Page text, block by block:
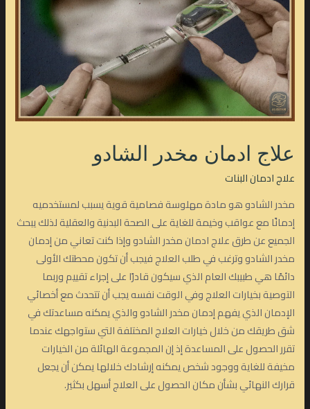
علاج ادمان مخدر الشادو
علاج ادمان البنات
مخدر الشادو هو مادة مهلوسة فصامية قوية يسبب لمستخدميه
إدمانًا مع عواقب وخيمة للغاية على الصحة البدنية والعقلية لذلك يبحث
الجميع عن طرق علاج ادمان مخدر الشادو وإذا كنت تعاني من إدمان
مخدر الشادو وترغب في طلب العلاج فيجب أن تكون محطتك الأولى
دائمًا هي طبيبك العام الذي سيكون قادرًا على إجراء تقييم وربما
التوصية بخيارات العلاج وفي الوقت نفسه يجب أن تتحدث مع أخصائي
الإدمان الذي يفهم إدمان مخدر الشادو والذي يمكنه مساعدتك في
شق طريقك من خلال خيارات العلاج المختلفة التي ستواجهك عندما
تقرر الحصول على المساعدة إذ إن المجموعة الهائلة من الخيارات
مخيفة للغاية ووجود شخص يمكنه إرشادك خلالها يمكن أن يجعل
قرارك النهائي بشأن مكان الحصول على العلاج أسهل بكثير.